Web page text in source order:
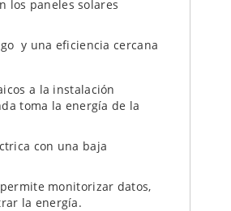
los paneles solares
y una eficiencia cercana
a la instalación
toma la energía de la
con una baja
monitorizar datos,
la energía.